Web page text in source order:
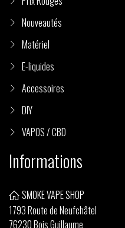
Nouveautés
Matériel
E-liquides
Accessoires
DIY
VAPOS / CBD
Informations
SMOKE VAPE SHOP
1793 Route de Neufchâtel
76230 Bois Guillaume